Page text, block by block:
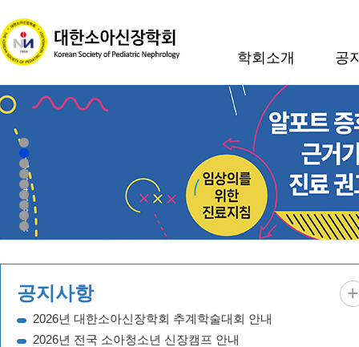
학회소개 공
1
2
3
4
5
6
7
8
9
공지사항
2026년 대한소아신장학회 추계학술대회 안내
2026년 전국 소아청소년 신장캠프 안내